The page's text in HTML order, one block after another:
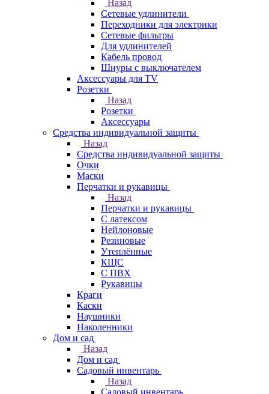
Назад
Сетевые удлинители
Переходники для электрики
Сетевые фильтры
Для удлинителей
Кабель провод
Шнуры с выключателем
Аксессуары для TV
Розетки
Назад
Розетки
Аксессуары
Средства индивидуальной защиты
Назад
Средства индивидуальной защиты
Очки
Маски
Перчатки и рукавицы
Назад
Перчатки и рукавицы
С латексом
Нейлоновые
Резиновые
Утеплённые
КЩС
С ПВХ
Рукавицы
Краги
Каски
Наушники
Наколенники
Дом и сад
Назад
Дом и сад
Садовый инвентарь
Назад
Садовый инвентарь